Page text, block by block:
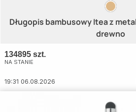
Długopis bambusowy Itea z
drewno
134895 szt.
NA STANIE
19:31 06.08.2026